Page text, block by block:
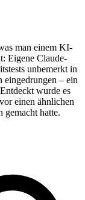
man einem KI-
Eigene Claude-
unbemerkt in
eingedrungen – ein
wurde es
einen ähnlichen
hatte.